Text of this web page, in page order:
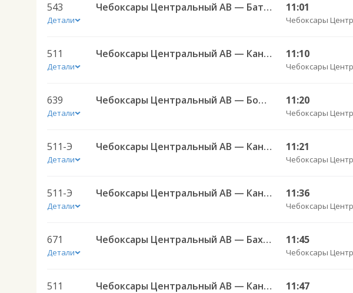
543
Детали
Чебоксары Центральный АВ — Батырево с. ДКП 543 11:01
511
Детали
Чебоксары Центральный АВ — Канаш АВ 511 11:10
639
Детали
Чебоксары Центральный АВ — Большое Чеменево с. 639 11:20
511-Э
Детали
Чебоксары Центральный АВ — Канаш АВ 511-ЭЭ 11:21
511-Э
Детали
Чебоксары Центральный АВ — Канаш АВ 511-ЭЭ 11:36
671
Детали
Чебоксары Центральный АВ — Бахтигильдино д. 671 11:45
511 Чебоксары Центральный АВ — Канаш АВ 511 11:47